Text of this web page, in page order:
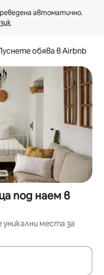
обява в Airbnb
под наем в
места за
използвайте